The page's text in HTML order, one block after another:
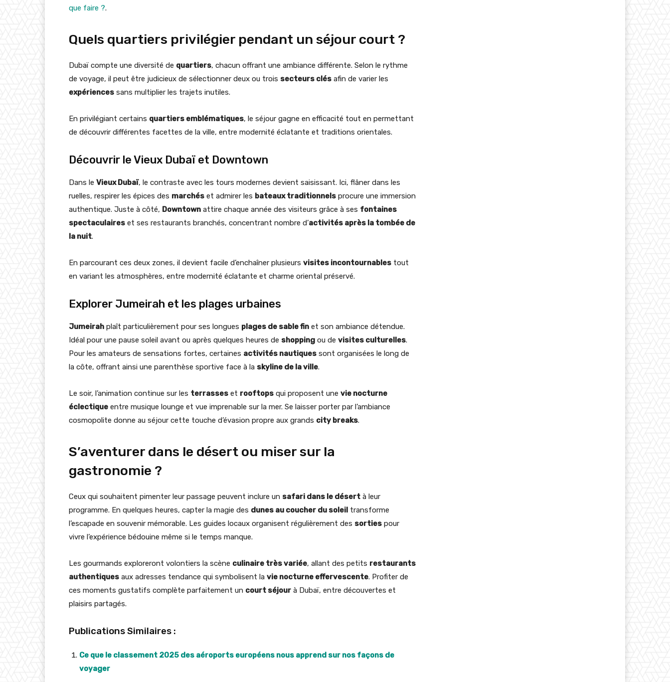
que faire ?.
Quels quartiers privilégier pendant un séjour court ?
Dubaï compte une diversité de quartiers, chacun offrant une ambiance différente. Selon le rythme
de voyage, il peut être judicieux de sélectionner deux ou trois secteurs clés afin de varier les
expériences sans multiplier les trajets inutiles.
En privilégiant certains quartiers emblématiques, le séjour gagne en efficacité tout en permettant
de découvrir différentes facettes de la ville, entre modernité éclatante et traditions orientales.
Découvrir le Vieux Dubaï et Downtown
Dans le Vieux Dubaï, le contraste avec les tours modernes devient saisissant. Ici, flâner dans les
ruelles, respirer les épices des marchés et admirer les bateaux traditionnels procure une immersion
authentique. Juste à côté, Downtown attire chaque année des visiteurs grâce à ses fontaines
spectaculaires et ses restaurants branchés, concentrant nombre d’activités après la tombée de
la nuit.
En parcourant ces deux zones, il devient facile d’enchaîner plusieurs visites incontournables tout
en variant les atmosphères, entre modernité éclatante et charme oriental préservé.
Explorer Jumeirah et les plages urbaines
Jumeirah plaît particulièrement pour ses longues plages de sable fin et son ambiance détendue.
Idéal pour une pause soleil avant ou après quelques heures de shopping ou de visites culturelles.
Pour les amateurs de sensations fortes, certaines activités nautiques sont organisées le long de
la côte, offrant ainsi une parenthèse sportive face à la skyline de la ville.
Le soir, l’animation continue sur les terrasses et rooftops qui proposent une vie nocturne
éclectique entre musique lounge et vue imprenable sur la mer. Se laisser porter par l’ambiance
cosmopolite donne au séjour cette touche d’évasion propre aux grands city breaks.
S’aventurer dans le désert ou miser sur la
gastronomie ?
Ceux qui souhaitent pimenter leur passage peuvent inclure un safari dans le désert à leur
programme. En quelques heures, capter la magie des dunes au coucher du soleil transforme
l’escapade en souvenir mémorable. Les guides locaux organisent régulièrement des sorties pour
vivre l’expérience bédouine même si le temps manque.
Les gourmands exploreront volontiers la scène culinaire très variée, allant des petits restaurants
authentiques aux adresses tendance qui symbolisent la vie nocturne effervescente. Profiter de
ces moments gustatifs complète parfaitement un court séjour à Dubaï, entre découvertes et
plaisirs partagés.
Publications Similaires :
Ce que le classement 2025 des aéroports européens nous apprend sur nos façons de
voyager